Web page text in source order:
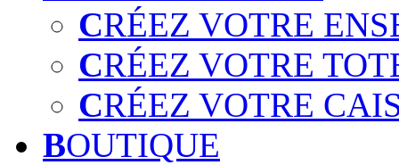
CRÉEZ VOTRE
CRÉEZ VOTRE
CRÉEZ VOTRE
BOUTIQUE